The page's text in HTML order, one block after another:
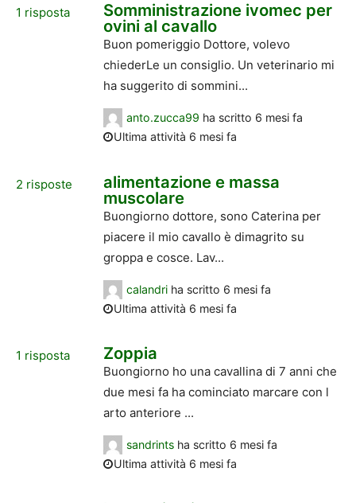
1 risposta
Somministrazione ivomec per
ovini al cavallo
Buon pomeriggio Dottore, volevo
chiederLe un consiglio. Un veterinario mi
ha suggerito di sommini...
anto.zucca99 ha scritto 6 mesi fa
Ultima attività 6 mesi fa
2 risposte
alimentazione e massa
muscolare
Buongiorno dottore, sono Caterina per
piacere il mio cavallo è dimagrito su
groppa e cosce. Lav...
calandriha scritto 6 mesi fa
Ultima attività 6 mesi fa
1 risposta Zoppia
Buongiorno ho una cavallina di 7 anni che
due mesi fa ha cominciato marcare con l
arto anteriore ...
sandrintsha scritto 6 mesi fa
Ultima attività 6 mesi fa